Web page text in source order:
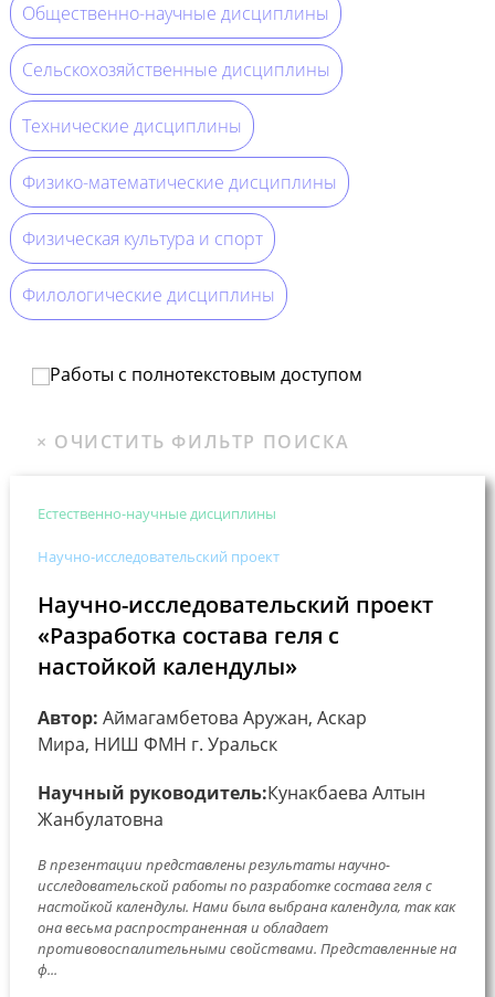
Общественно-научные дисциплины
Сельскохозяйственные дисциплины
Технические дисциплины
Физико-математические дисциплины
Физическая культура и спорт
Филологические дисциплины
Работы с полнотекстовым доступом
Естественно-научные дисциплины
Научно-исследовательский проект
Научно-исследовательский проект
«Разработка состава геля с
настойкой календулы»
Автор: Аймагамбетова Аружан, Аскар
Мира, НИШ ФМН г. Уральск
Научный руководитель:Кунакбаева Алтын
Жанбулатовна
В презентации представлены результаты научно-
исследовательской работы по разработке состава геля с
настойкой календулы. Нами была выбрана календула, так как
она весьма распространенная и обладает
противовоспалительными свойствами. Представленные на
ф...